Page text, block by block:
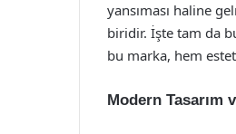
yansıması haline
biridir. İşte tam da
bu marka, hem
Modern Tasarım